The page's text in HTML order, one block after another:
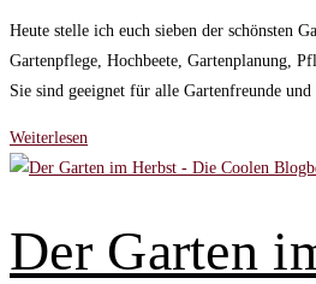
am:
Heute stelle ich euch sieben der schönsten
Gartenpflege, Hochbeete, Gartenplanung,
Sie sind geeignet für alle Gartenfreunde
Weiterlesen
schönsten
Buchtipps
Der Garten